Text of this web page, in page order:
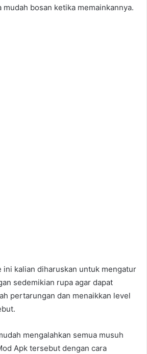
mudah bosan ketika memainkannya.
ini kalian diharuskan untuk mengatur
sedemikian rupa agar dapat
pertarungan dan menaikkan level
mengalahkan semua musuh
Apk tersebut dengan cara